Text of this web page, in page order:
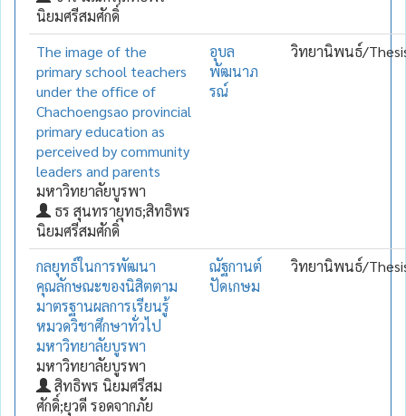
นิยมศรีสมศักดิ์
The image of the
primary school teachers
under the office of
Chachoengsao provincial
primary education as
perceived by community
leaders and parents
มหาวิทยาลัยบูรพา
ธร สุนทรายุทธ;สิทธิพร
นิยมศรีสมศักดิ์
อุบล
พัฒนาภ
รณ์
วิทยานิพนธ์/
กลยุทธ์ในการพัฒนา
คุณลักษณะของนิสิตตาม
มาตรฐานผลการเรียนรู้
หมวดวิชาศึกษาทั่วไป
มหาวิทยาลัยบูรพา
มหาวิทยาลัยบูรพา
สิทธิพร นิยมศรีสม
ศักดิ์;ยุวดี รอดจากภัย
ณัฐกานต์
ปัดเกษม
วิทยานิพนธ์/